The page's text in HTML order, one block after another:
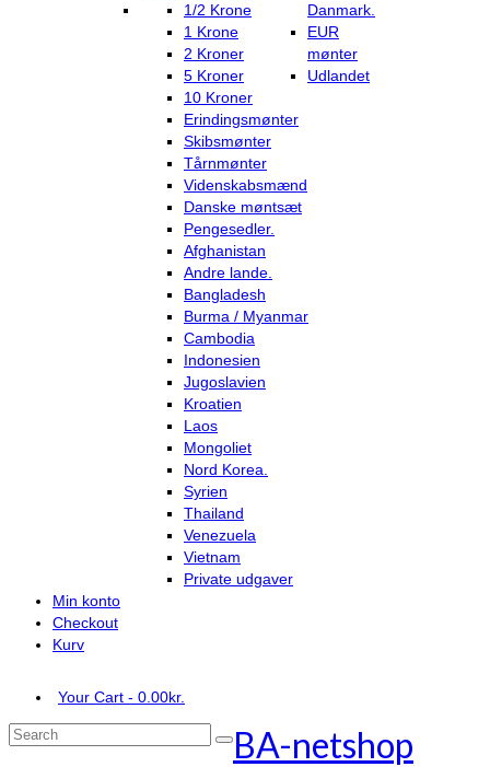
Danmark.
1/2 Krone
1 Krone
2 Kroner
5 Kroner
10 Kroner
Erindingsmønter
Skibsmønter
Tårnmønter
Videnskabsmænd
Danske møntsæt
Pengesedler.
EUR
mønter
Udlandet
Afghanistan
Andre lande.
Bangladesh
Burma / Myanmar
Cambodia
Indonesien
Jugoslavien
Kroatien
Laos
Mongoliet
Nord Korea.
Syrien
Thailand
Venezuela
Vietnam
Private udgaver
Min konto
Checkout
Kurv
Your Cart - 0.00kr.
Search
BA-netshop